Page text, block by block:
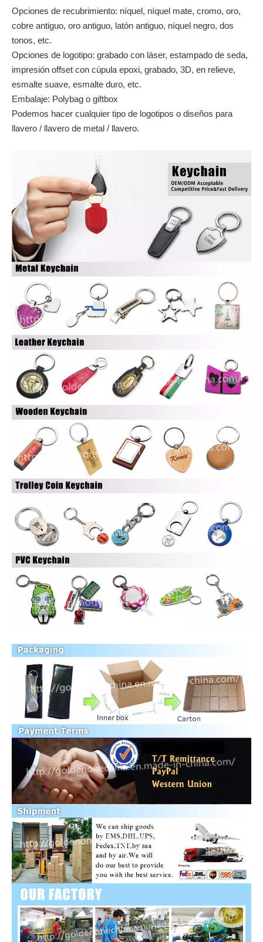
Port:Jiangmen, China
Capacidad de producción:200'000pcs / mes
Términos de pago:
Descripción del producto
Llavero de metal de esmalte suave de forma de
flor
Opciones de recubrimiento: níquel, níquel mate, cromo, oro,
cobre antiguo, oro antiguo, latón antiguo, níquel negro, dos
tonos, etc.
Opciones de logotipo: grabado con láser, estampado de seda,
impresión offset con cúpula epoxi, grabado, 3D, en relieve,
esmalte suave, esmalte duro, etc.
Embalaje: Polybag o giftbox
Podemos hacer cualquier tipo de logotipos o diseños para
llavero / llavero de metal / llavero.